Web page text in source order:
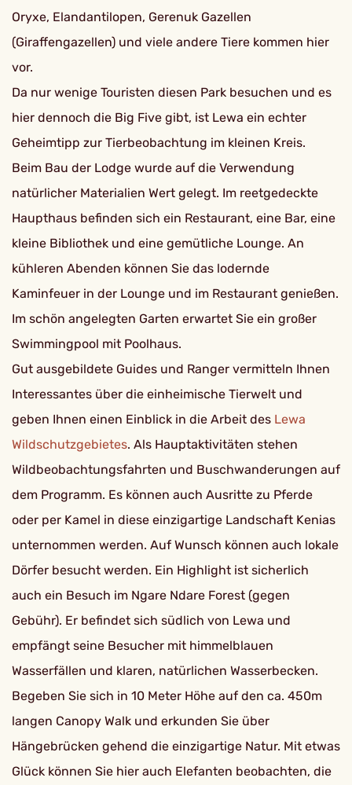
Oryxe, Elandantilopen, Gerenuk Gazellen
(Giraffengazellen) und viele andere Tiere kommen hier
vor.
Da nur wenige Touristen diesen Park besuchen und es
hier dennoch die Big Five gibt, ist Lewa ein echter
Geheimtipp zur Tierbeobachtung im kleinen Kreis.
Beim Bau der Lodge wurde auf die Verwendung
natürlicher Materialien Wert gelegt. Im reetgedeckte
Haupthaus befinden sich ein Restaurant, eine Bar, eine
kleine Bibliothek und eine gemütliche Lounge. An
kühleren Abenden können Sie das lodernde
Kaminfeuer in der Lounge und im Restaurant genießen.
Im schön angelegten Garten erwartet Sie ein großer
Swimmingpool mit Poolhaus.
Gut ausgebildete Guides und Ranger vermitteln Ihnen
Interessantes über die einheimische Tierwelt und
geben Ihnen einen Einblick in die Arbeit des Lewa
Wildschutzgebietes. Als Hauptaktivitäten stehen
Wildbeobachtungsfahrten und Buschwanderungen auf
dem Programm. Es können auch Ausritte zu Pferde
oder per Kamel in diese einzigartige Landschaft Kenias
unternommen werden. Auf Wunsch können auch lokale
Dörfer besucht werden. Ein Highlight ist sicherlich
auch ein Besuch im Ngare Ndare Forest (gegen
Gebühr). Er befindet sich südlich von Lewa und
empfängt seine Besucher mit himmelblauen
Wasserfällen und klaren, natürlichen Wasserbecken.
Begeben Sie sich in 10 Meter Höhe auf den ca. 450m
langen Canopy Walk und erkunden Sie über
Hängebrücken gehend die einzigartige Natur. Mit etwas
Glück können Sie hier auch Elefanten beobachten, die